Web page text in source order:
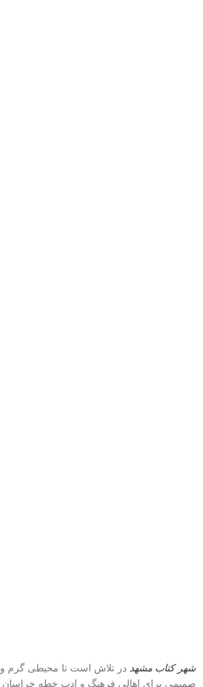
شهر کتاب مشهد در تلاش است تا محیطی گرم و
صمیمی برای اهالی فرهنگ و ادبِ خطه خراسان